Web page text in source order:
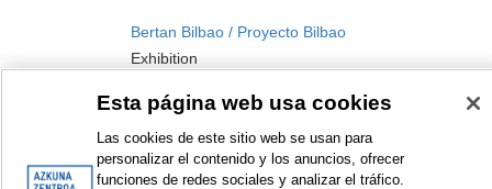
Bertan Bilbao / Proyecto Bilbao
Exhibition
Esta página web usa cookies
Las cookies de este sitio web se usan para
personalizar el contenido y los anuncios, ofrecer
funciones de redes sociales y analizar el tráfico.